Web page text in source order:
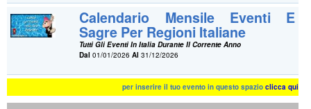
Calendario Mensile Eventi E
Sagre Per Regioni Italiane
Tutti Gli Eventi In Italia Durante Il Corrente Anno
Dal 01/01/2026Al 31/12/2026
per inserire il tuo evento in questo spazioclicca qui